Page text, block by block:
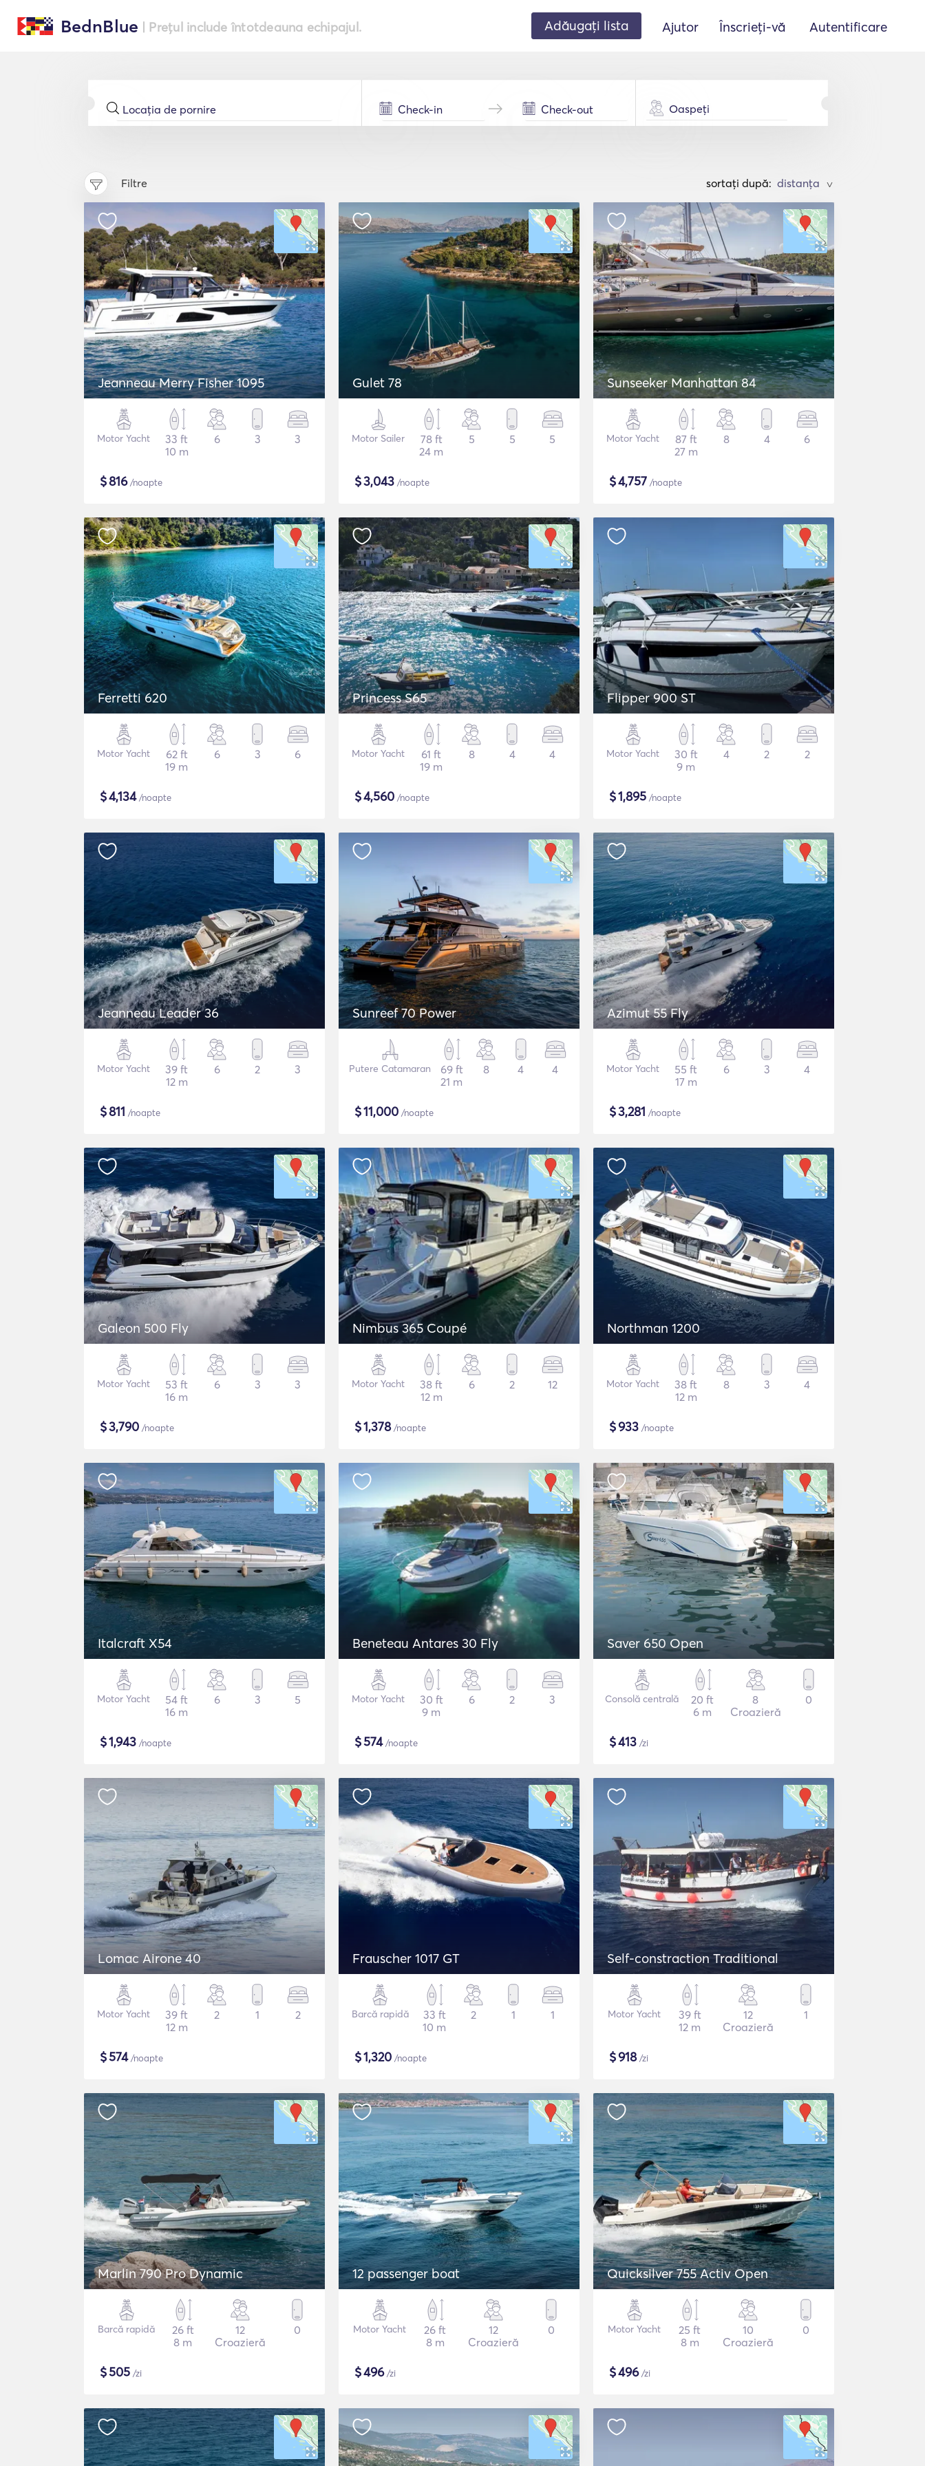
BednBlue | Prețul include întotdeauna echipajul. Adăugați lista Ajutor Înscrieți-vă Autentificare
Oaspeți
Filtre sortați după: >
Jeanneau Merry Fisher 1095
Motor Yacht
33 ft
10 m
6 3 3
$816/noapte
Gulet 78
Motor Sailer
78 ft
24 m
5 5 5
$3,043 /noapte
Sunseeker Manhattan 84
Motor Yacht
87 ft
27 m
8 4 6
$4,757 /noapte
Ferretti 620
Motor Yacht
62 ft
19 m
6 3 6
$4,134/noapte
Princess S65
Motor Yacht
61 ft
19 m
8 4 4
$4,560 /noapte
Flipper 900 ST
Motor Yacht
30 ft
9 m
4 2 2
$1,895 /noapte
Jeanneau Leader 36
Motor Yacht
39 ft
12 m
6 2 3
$811 /noapte
Sunreef 70 Power
Putere Catamaran
69 ft
21 m
8 4 4
$11,000 /noapte
Azimut 55 Fly
Motor Yacht
55 ft
17 m
6 3 4
$3,281 /noapte
Galeon 500 Fly
Motor Yacht
53 ft
16 m
6 3 3
$3,790 /noapte
Nimbus 365 Coupé
Motor Yacht
38 ft
12 m
6 2 12
$1,378/noapte
Northman 1200
Motor Yacht
38 ft
12 m
8 3 4
$933 /noapte
Italcraft X54
Motor Yacht
54 ft
16 m
6 3 5
$1,943 /noapte
Beneteau Antares 30 Fly
Motor Yacht
30 ft
9 m
6 2 3
$574/noapte
Saver 650 Open
Consolă centrală
20 ft
6 m
8
Croazieră
0
$413 /zi
Lomac Airone 40
Motor Yacht
39 ft
12 m
2 1 2
$574/noapte
Frauscher 1017 GT
Barcă rapidă
33 ft
10 m
2 1 1
$1,320 /noapte
Self-constraction Traditional
Motor Yacht
39 ft
12 m
12
Croazieră
1
$918/zi
Marlin 790 Pro Dynamic
Barcă rapidă
26 ft
8 m
12
Croazieră
0
$505 /zi
12 passenger boat
Motor Yacht
26 ft
8 m
12
Croazieră
0
$496/zi
Quicksilver 755 Activ Open
Motor Yacht
25 ft
8 m
10
Croazieră
0
$496/zi